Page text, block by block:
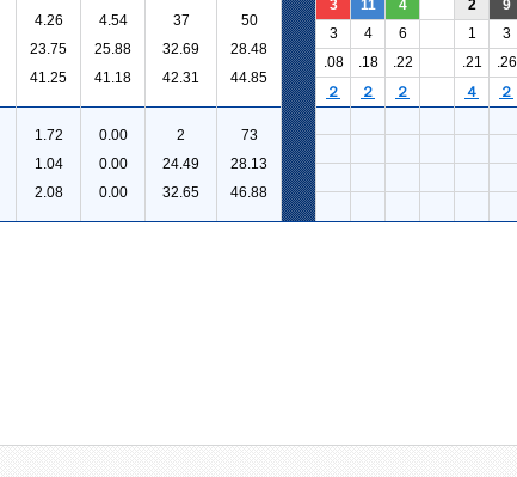
4.26
23.75
41.25
4.54
25.88
41.18
37
32.69
42.31
50
28.48
44.85
3 11 4 2 9
3 4 6 1
3
.08
.18 .22 .21
.26
２
２ ２ ４ ２
1.72
1.04
2.08
0.00
0.00
0.00
2
24.49
32.65
73
28.13
46.88